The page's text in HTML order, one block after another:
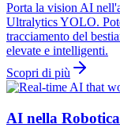
Porta la vision AI
Ultralytics YOLO.
tracciamento del
elevate e intelligenti.
Scopri di più
AI nella Robotica